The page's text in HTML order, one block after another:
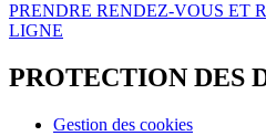
PRENDRE RENDEZ-VOUS ET
LIGNE
PROTECTION DES
Gestion des cookies